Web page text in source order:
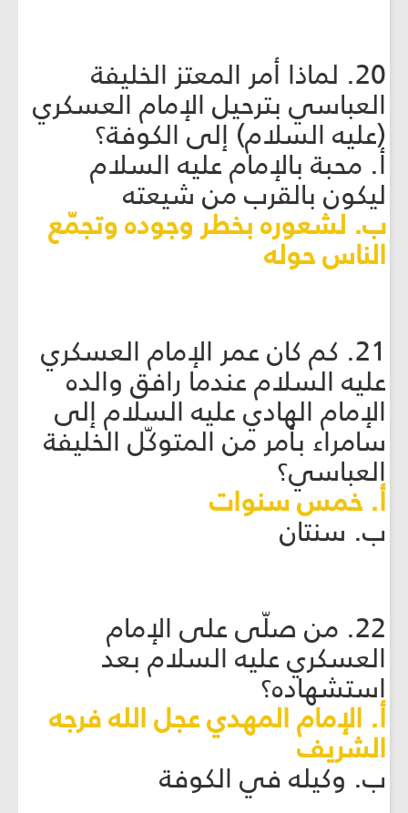
20. لماذا أمر المعتز الخليفة
العباسي بترحيل الإمام العسكري
(عليه السلام) إلى الكوفة؟
أ. محبة بالإمام عليه السلام
ليكون بالقرب من شيعته
ب. لشعوره بخطر وجوده وتجمّع
الناس حوله
21. كم كان عمر الإمام العسكري
عليه السلام عندما رافق والده
الإمام الهادي عليه السلام إلى
سامراء بأمر من المتوكّل الخليفة
العباسي؟
أ. خمس سنوات
ب. سنتان
22. من صلّى على الإمام
العسكري عليه السلام بعد
استشهاده؟
أ. الإمام المهدي عجل الله فرجه
الشريف
ب. وكيله في الكوفة